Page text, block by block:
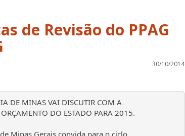
de Revisão do PPAG
30/10/2014
DE MINAS VAI DISCUTIR COM A
DO ESTADO PARA 2015.
Minas Gerais convida para o ciclo